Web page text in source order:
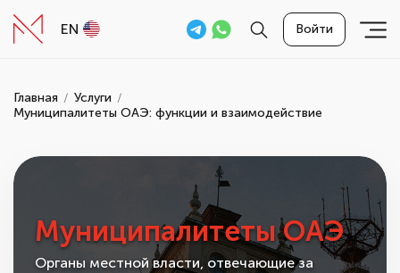
EN Войти
Главная
Услуги
Муниципалитеты ОАЭ: функции и взаимодействие
Муниципалитеты ОАЭ
Органы местной власти, отвечающие за